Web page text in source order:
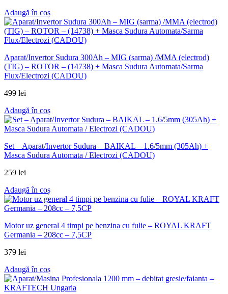
Adaugă în coș
Aparat/Invertor Sudura 300Ah – MIG (sarma) /MMA (electrod)
(TIG) – ROTOR – (14738) + Masca Sudura Automata/Sarma
Flux/Electrozi (CADOU)
499 lei
Adaugă în coș
Set – Aparat/Invertor Sudura – BAIKAL – 1.6/5mm (305Ah) +
Masca Sudura Automata / Electrozi (CADOU)
259 lei
Adaugă în coș
Motor uz general 4 timpi pe benzina cu fulie – ROYAL KRAFT
Germania – 208cc – 7,5CP
379 lei
Adaugă în coș